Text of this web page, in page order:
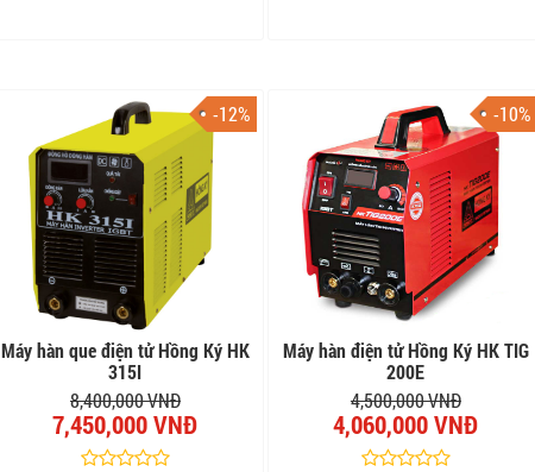
-12%
Máy hàn que điện tử Hồng Ký HK
315I
8,400,000 VNĐ
7,450,000 VNĐ
-10%
Máy hàn điện tử Hồng Ký HK TIG
200E
4,500,000 VNĐ
4,060,000 VNĐ